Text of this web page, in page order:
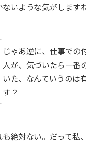
いような気がしますね
じゃあ逆に、仕事での
人が、気づいたら一番
いた、なんていうのは
す？
も絶対ない。だって私